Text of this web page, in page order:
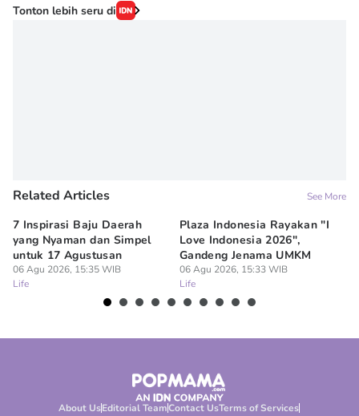
Editor
Denisa Permataningtias
Tonton lebih seru di
Related Articles See More
7 Inspirasi Baju Daerah
yang Nyaman dan Simpel
untuk 17 Agustusan
06 Agu 2026, 15:35 WIB
Life
Plaza Indonesia Rayakan "I
Love Indonesia 2026",
Gandeng Jenama UMKM
06 Agu 2026, 15:33 WIB
Life
About UsEditorial TeamContact UsTerms of Services